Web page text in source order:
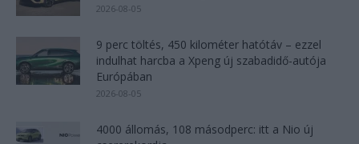
2026-08-05
9 perc töltés, 450 kilométer hatótáv – ezzel
indulhat harcba a Xpeng új szabadidő-autója
Európában
2026-08-05
4000 állomás, 108 másodperc: itt a Nio új